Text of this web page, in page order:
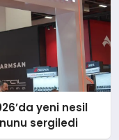
yeni nesil
sergiledi